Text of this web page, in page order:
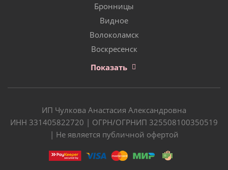
Бронницы
Видное
Волоколамск
Воскресенск
Показать
ИП Чулкова Анастасия Александровна
ИНН 331405822720 | ОГРН/ОГРНИП 325508100350519
| Не является публичной офертой